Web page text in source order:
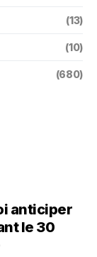
(13)
(10)
(680)
anticiper
le 30